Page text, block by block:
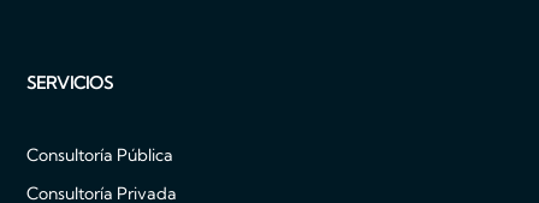
SERVICIOS
Consultoría Pública
Consultoría Privada